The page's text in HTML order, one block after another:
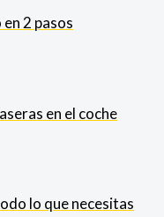
2 pasos
en el coche
lo que necesitas